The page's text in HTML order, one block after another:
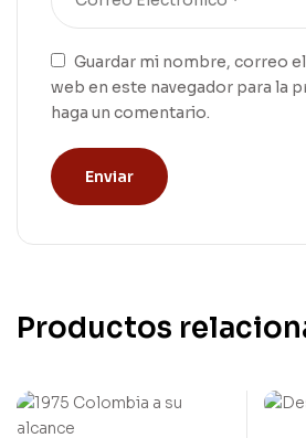
Guardar mi nombre, correo
web en este navegador para la
haga un comentario.
Productos